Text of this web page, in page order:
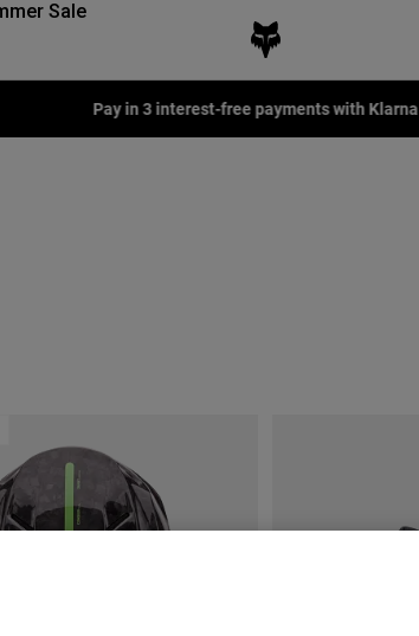
Sale
Pay in 3 interest-free payments with Klarna